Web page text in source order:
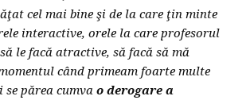
cel mai bine şi de la care ţin minte
interactive, orele la care profesorul
le facă atractive, să facă să mă
când primeam foarte multe
se părea cumvao derogare a